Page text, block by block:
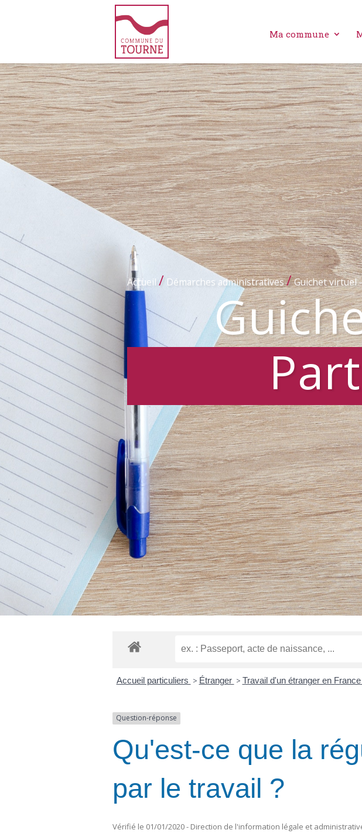
Ma commune
Accueil / Démarches administratives/Guichet virtuel
Accueil particuliers > Étranger > Travail d'un étranger en France
Question-réponse
Qu'est-ce que la
par le travail ?
Vérifié le 01/01/2020 - Direction de l'information légale et